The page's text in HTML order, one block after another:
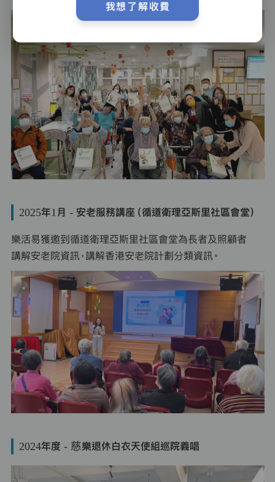
2025年1月 - 安老服務講座（循道衛理亞斯里社區會堂）
樂活易獲邀到循道衛理亞斯里社區會堂為長者及照顧者
講解安老院資訊，講解香港安老院計劃分類資訊。
2024年度 - 慈樂退休白衣天使組巡院義唱
我想了解收費